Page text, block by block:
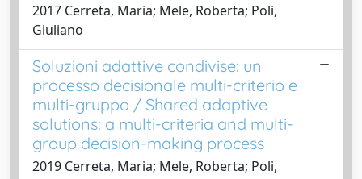
2017 Cerreta, Maria; Mele, Roberta; Poli,
Giuliano
Soluzioni adattive condivise: un
processo decisionale multi-criterio e
multi-gruppo / Shared adaptive
solutions: a multi-criteria and multi-
group decision-making process
2019 Cerreta, Maria; Mele, Roberta; Poli,